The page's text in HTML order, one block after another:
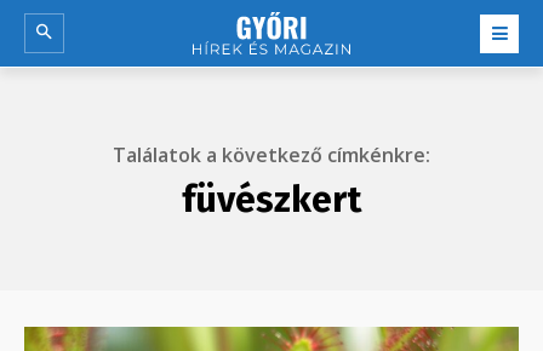
Találatok a következő címkénkre:
füvészkert